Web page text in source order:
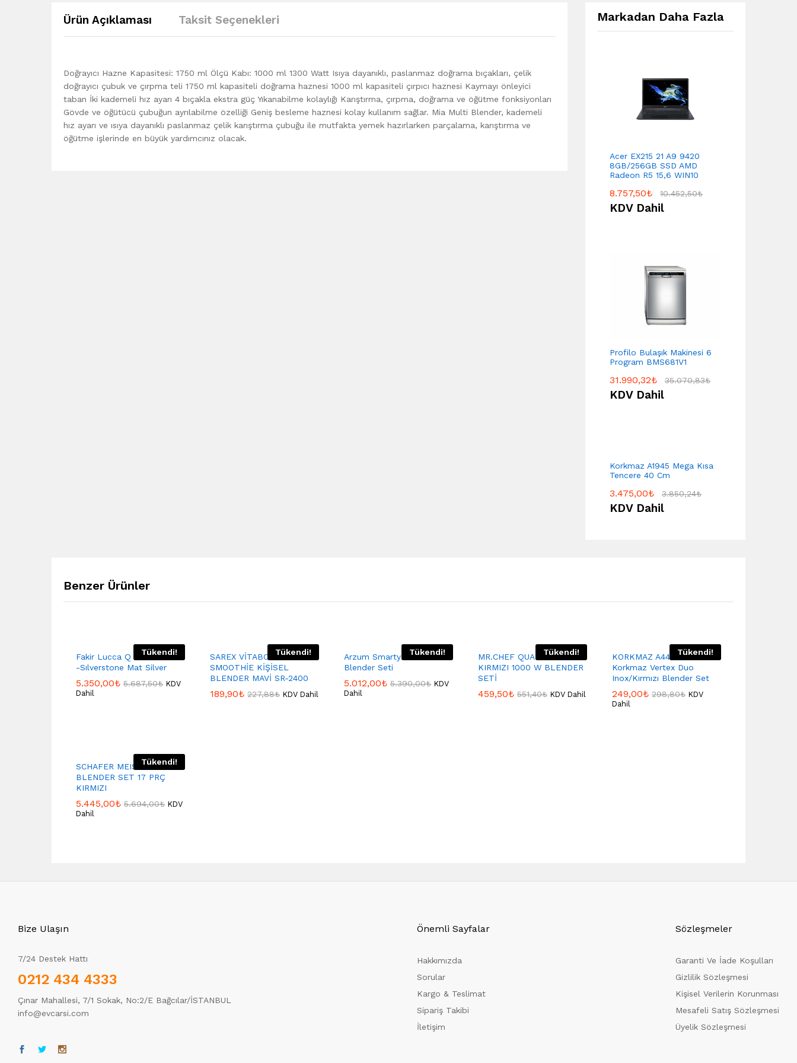
Ürün Açıklaması Taksit Seçenekleri
Doğrayıcı Hazne Kapasitesi: 1750 ml Ölçü Kabı: 1000 ml 1300 Watt Isıya dayanıklı, paslanmaz doğrama bıçakları, çelik
doğrayıcı çubuk ve çırpma teli 1750 ml kapasiteli doğrama haznesi 1000 ml kapasiteli çırpıcı haznesi Kaymayı önleyici
taban İki kademeli hız ayarı 4 bıçakla ekstra güç Yıkanabilme kolaylığı Karıştırma, çırpma, doğrama ve öğütme fonksiyonları
Gövde ve öğütücü çubuğun ayrılabilme özelliği Geniş besleme haznesi kolay kullanım sağlar. Mia Multi Blender, kademeli
hız ayarı ve ısıya dayanıklı paslanmaz çelik karıştırma çubuğu ile mutfakta yemek hazırlarken parçalama, karıştırma ve
öğütme işlerinde en büyük yardımcınız olacak.
Markadan Daha Fazla
Acer EX215 21 A9 9420
8GB/256GB SSD AMD
Radeon R5 15,6 WIN10
8.757,50₺ 10.452,50₺
KDV Dahil
Profilo Bulaşık Makinesi 6
Program BMS681V1
31.990,32₺ 35.070,83₺
KDV Dahil
Korkmaz A1945 Mega Kısa
Tencere 40 Cm
3.475,00₺ 3.850,24₺
KDV Dahil
Benzer Ürünler
Tükendi!
Fakir Lucca Q Blender Seti
-Sılverstone Mat Silver
5.350,00₺ 5.687,50₺ KDV
Dahil
Tükendi!
SAREX VİTABOX
SMOOTHİE KİŞİSEL
BLENDER MAVİ SR-2400
189,90₺ 227,88₺ KDV Dahil
Tükendi!
Arzum Smarty Neo El
Blender Seti
5.012,00₺ 5.390,00₺ KDV
Dahil
Tükendi!
MR.CHEF QUADRO ROUGE
KIRMIZI 1000 W BLENDER
SETİ
459,50₺ 551,40₺ KDV Dahil
Tükendi!
KORKMAZ A444-04
Korkmaz Vertex Duo
Inox/Kırmızı Blender Set
249,00₺ 298,80₺ KDV
Dahil
Tükendi!
SCHAFER MEISTER MULTI
BLENDER SET 17 PRÇ
KIRMIZI
5.445,00₺ 5.694,00₺ KDV
Dahil
Bize Ulaşın
7/24 Destek Hattı
0212 434 4333
Çınar Mahallesi, 7/1 Sokak, No:2/E Bağcılar/İSTANBUL
info@evcarsi.com
Önemli Sayfalar
Hakkımızda
Sorular
Kargo & Teslimat
Sipariş Takibi
İletişim
Sözleşmeler
Garanti Ve İade Koşulları
Gizlilik Sözleşmesi
Kişisel Verilerin Korunması
Mesafeli Satış Sözleşmesi
Üyelik Sözleşmesi